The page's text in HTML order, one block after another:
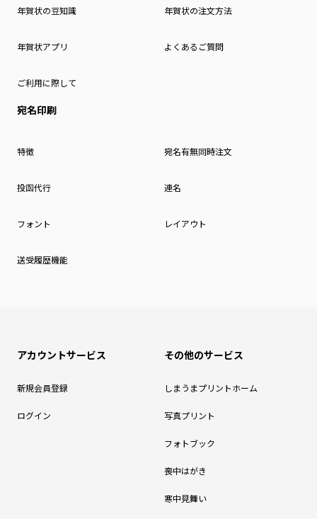
年賀状の豆知識 年賀状の注文方法
年賀状アプリ よくあるご質問
ご利用に際して
宛名印刷
特徴 宛名有無同時注文
投函代行 連名
フォント レイアウト
送受履歴機能
アカウントサービス
新規会員登録
ログイン
その他のサービス
しまうまプリントホーム
写真プリント
フォトブック
喪中はがき
寒中見舞い